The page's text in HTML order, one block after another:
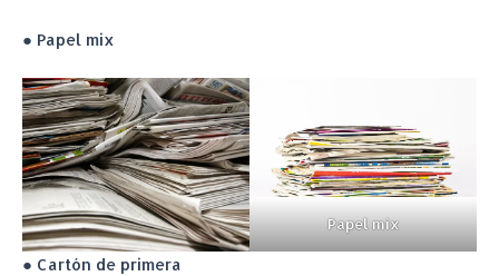
● Papel mix
Papel mix
● Cartón de primera